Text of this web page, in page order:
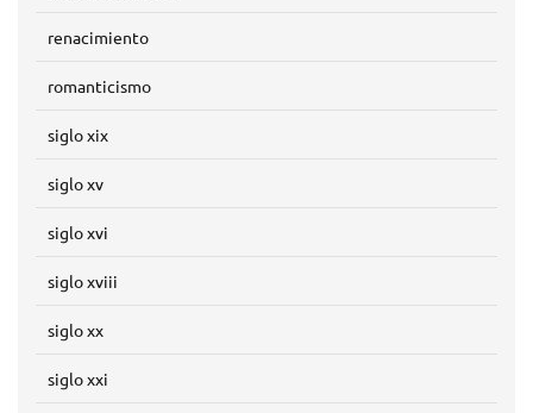
renacimiento
romanticismo
siglo xix
siglo xv
siglo xvi
siglo xviii
siglo xx
siglo xxi